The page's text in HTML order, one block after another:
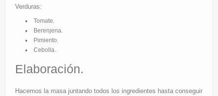
Verduras:
Tomate.
Berenjena.
Pimiento.
Cebolla.
Elaboración.
Hacemos la masa juntando todos los ingredientes hasta conseguir